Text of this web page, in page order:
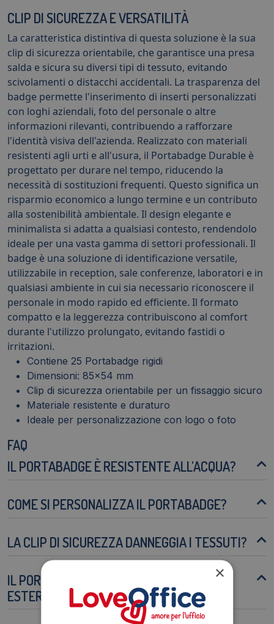
CLIP DI SICUREZZA E VERSATILITÀ
La caratteristica distintiva di questa soluzione è la sua
clip di sicurezza orientabile, che garantisce una presa
salda e sicura su diversi tipi di tessuto, evitando
scivolamenti o distacchi accidentali. La trasparenza del
badge permette l'inserimento di inserti personalizzati
con loghi aziendali, foto del personale o altre
informazioni rilevanti, contribuendo a rafforzare
l'identità visiva dell'azienda. Realizzato con materiali
resistenti agli urti e all'usura, il Portabadge Durable è
progettato per durare nel tempo, riducendo la
necessità di sostituzioni frequenti. Questo significa un
risparmio economico a lungo termine e un contributo
alla sostenibilità ambientale. Il design elegante e
minimalista si adatta a qualsiasi contesto, rendendolo
ideale per una vasta gamma di settori professionali. Il
badge è una soluzione di identificazione versatile,
utilizzabile in reception, sale conferenze, laboratori e in
qualsiasi ambiente in cui sia necessario riconoscere il
personale in modo rapido ed efficiente. Il formato
compatto e la leggerezza contribuiscono al comfort
durante l'utilizzo prolungato, evitando fastidi o
irritazioni.
Contiene 25 Portabadge rigidi
Dimensioni: 85x54 mm
Clip di sicurezza orientabile per un fissaggio sicuro
Materiale resistente e duraturo
Ideale per personalizzazione con logo o foto
FAQ
IL PORTABADGE È RESISTENTE ALL'ACQUA?
COME SI PERSONALIZZA IL PORTABADGE?
LA CLIP DI SICUREZZA DANNEGGIA I TESSUTI?
IL PORTABADGE È ADATTO PER L'USO
ESTERNO?
×